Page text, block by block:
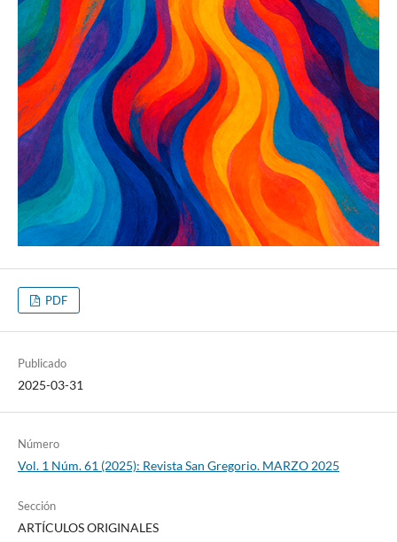
PDF
Publicado
2025-03-31
Número
Vol. 1 Núm. 61 (2025): Revista San Gregorio. MARZO 2025
Sección
ARTÍCULOS ORIGINALES